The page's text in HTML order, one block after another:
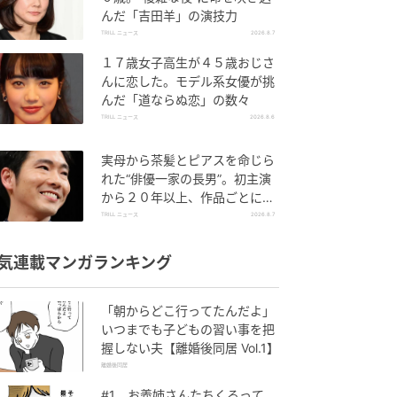
んだ「吉田羊」の演技力
TRILL ニュース 2026.8.7
１７歳女子高生が４５歳おじさ
んに恋した。モデル系女優が挑
んだ「道ならぬ恋」の数々
TRILL ニュース 2026.8.6
実母から茶髪とピアスを命じら
れた“俳優一家の長男”。初主演
から２０年以上、作品ごとに更
新する表情
TRILL ニュース 2026.8.7
連載マンガランキング
「朝からどこ行ってたんだよ」
いつまでも子どもの習い事を把
握しない夫【離婚後同居 Vol.1】
離婚後同居